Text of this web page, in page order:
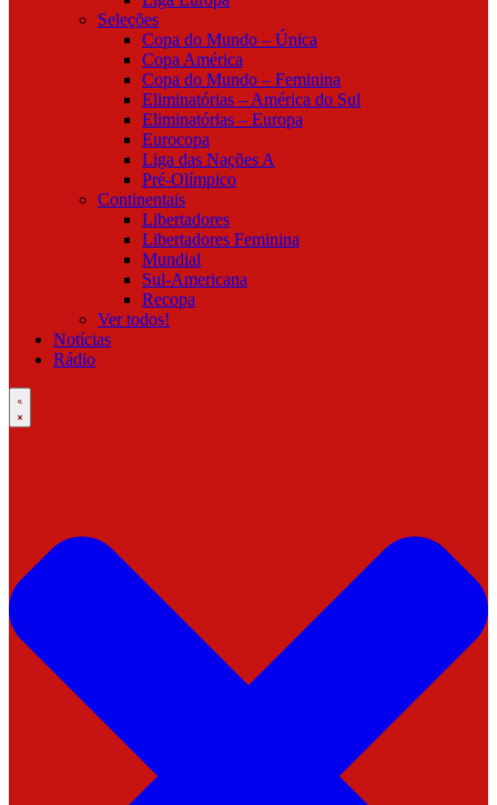
Seleções
Copa do Mundo – Única
Copa América
Copa do Mundo – Feminina
Eliminatórias – América do Sul
Eliminatórias – Europa
Eurocopa
Liga das Nações A
Pré-Olímpico
Continentais
Libertadores
Libertadores Feminina
Mundial
Sul-Americana
Recopa
Ver todos!
Notícias
Rádio